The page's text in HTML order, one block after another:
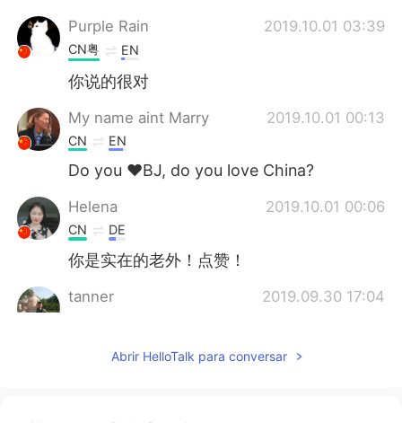
Purple Rain 2019.10.01 03:39
CN粤 EN
你说的很对
My name aint Marry 2019.10.01 00:13
CN EN
Do you ❤BJ, do you love China?
Helena 2019.10.01 00:06
CN DE
你是实在的老外！点赞！
tanner 2019.09.30 17:04
Abrir HelloTalk para conversar